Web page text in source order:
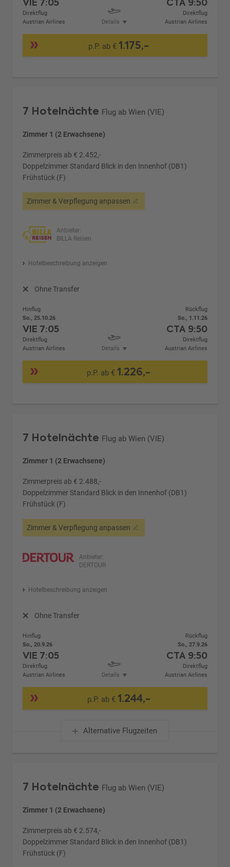
Direktflug
Austrian Airlines
Details
Direktflug
Austrian Airlines
p.P. ab €1.175,-
7 Hotelnächte Flug ab Wien (VIE)
Zimmer 1 (2 Erwachsene)
Zimmerpreis ab € 2.452,-
Doppelzimmer Standard Blick in den Innenhof (DB1)
Frühstück (F)
Zimmer & Verpflegung anpassen
Anbieter:
BILLA Reisen
Hotelbeschreibung anzeigen
Ohne Transfer
Hinflug
So., 25.10.26
VIE 7:05
Direktflug
Austrian Airlines
Details
Rückflug
So., 1.11.26
CTA 9:50
Direktflug
Austrian Airlines
p.P. ab €1.226,-
7 Hotelnächte Flug ab Wien (VIE)
Zimmer 1 (2 Erwachsene)
Zimmerpreis ab € 2.488,-
Doppelzimmer Standard Blick in den Innenhof (DB1)
Frühstück (F)
Zimmer & Verpflegung anpassen
Anbieter:
DERTOUR
Hotelbeschreibung anzeigen
Ohne Transfer
Hinflug
So., 20.9.26
VIE 7:05
Direktflug
Austrian Airlines
Details
Rückflug
So., 27.9.26
CTA 9:50
Direktflug
Austrian Airlines
p.P. ab € 1.244,-
Alternative Flugzeiten
7 Hotelnächte Flug ab Wien (VIE)
Zimmer 1 (2 Erwachsene)
Zimmerpreis ab € 2.574,-
Doppelzimmer Standard Blick in den Innenhof (DB1)
Frühstück (F)